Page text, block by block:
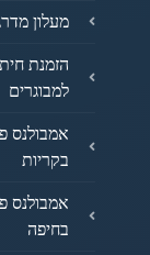
מעלון
הזמנת
למבוגרים
אמבולנס
בקריות
אמבולנס
בחיפה